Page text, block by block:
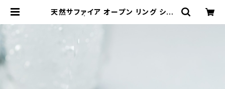
天然サファイア オープン リング シル
d-jewelry) レディース メンズ アク